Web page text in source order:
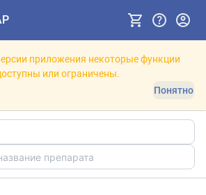
приложения некоторые функции
или ограничены.
Понятно